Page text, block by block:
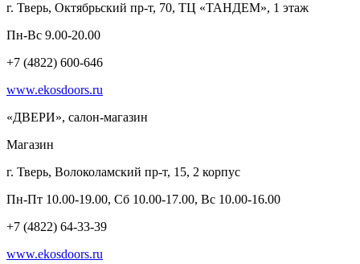
г. Тверь, Октябрьский пр-т, 70, ТЦ «ТАНДЕМ», 1 этаж
Пн-Вс 9.00-20.00
+7 (4822) 600-646
www.ekosdoors.ru
«ДВЕРИ», салон-магазин
Магазин
г. Тверь, Волоколамский пр-т, 15, 2 корпус
Пн-Пт 10.00-19.00, Сб 10.00-17.00, Вс 10.00-16.00
+7 (4822) 64-33-39
www.ekosdoors.ru